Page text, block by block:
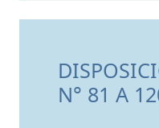
N° 81 A